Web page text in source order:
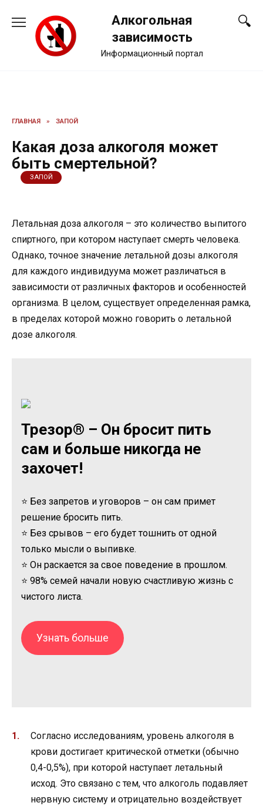
содержанию
Алкогольная
зависимость
Информационный портал
ГЛАВНАЯ » ЗАПОЙ
Какая доза алкоголя может
быть смертельной?
ЗАПОЙ
Летальная доза алкоголя – это количество выпитого
спиртного, при котором наступает смерть человека.
Однако, точное значение летальной дозы алкоголя
для каждого индивидуума может различаться в
зависимости от различных факторов и особенностей
организма. В целом, существует определенная рамка,
в пределах которой можно говорить о летальной
дозе алкоголя.
Трезор® – Он бросит пить
сам и больше никогда не
захочет!
⭐ Без запретов и уговоров – он сам примет
решение бросить пить.
⭐ Без срывов – его будет тошнить от одной
только мысли о выпивке.
⭐ Он раскается за свое поведение в прошлом.
⭐ 98% семей начали новую счастливую жизнь с
чистого листа.
Узнать больше
Согласно исследованиям, уровень алкоголя в
крови достигает критической отметки (обычно
0,4-0,5%), при которой наступает летальный
исход. Это связано с тем, что алкоголь подавляет
нервную систему и отрицательно воздействует